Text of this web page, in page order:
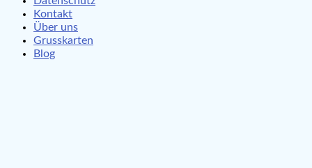
Kontakt
Über uns
Grusskarten
Blog